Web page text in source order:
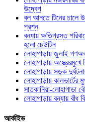
উদ্বেগ
বল আনতে টিনের চালে
প্রশ্ন
বন্যায় ক্ষতিগ্রস্ত
হলো ঢেউটিন
লোহাগাড়ায় জুলাই
লোহাগাড়ায় অস্ত্রেরমুখে
লোহাগাড়ায় সড়ক
লোহাগাড়ায় কালভার্টের
সাতকানিয়া-লোহাগাড়া
লোহাগাড়ায় বন্যায় বাঁধ
আর্কাইভ